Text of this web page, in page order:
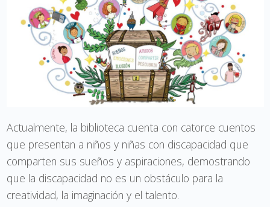
Actualmente, la biblioteca cuenta con catorce cuentos
que presentan a niños y niñas con discapacidad que
comparten sus sueños y aspiraciones, demostrando
que la discapacidad no es un obstáculo para la
creatividad, la imaginación y el talento.